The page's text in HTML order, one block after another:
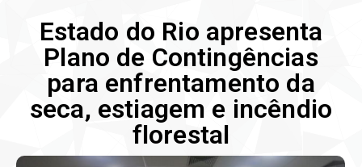
Estado do Rio apresenta
Plano de Contingências
para enfrentamento da
seca, estiagem e incêndio
florestal